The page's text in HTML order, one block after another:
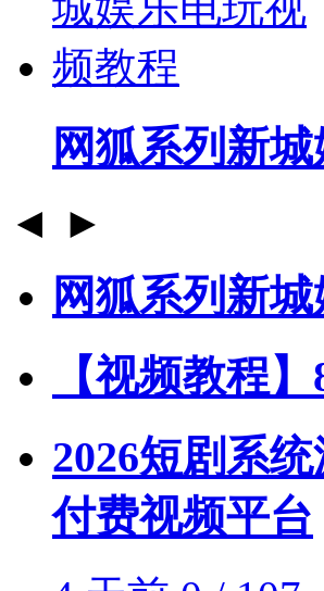
网狐系列新
◄ ►
网狐系列新
【视频教程
2026短剧系
付费视频平台